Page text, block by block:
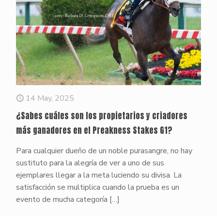
14 May, 2025
¿Sabes cuáles son los propietarios y criadores
más ganadores en el Preakness Stakes G1?
Para cualquier dueño de un noble purasangre, no hay
sustituto para la alegría de ver a uno de sus
ejemplares llegar a la meta luciendo su divisa. La
satisfacción se multiplica cuando la prueba es un
evento de mucha categoría […]